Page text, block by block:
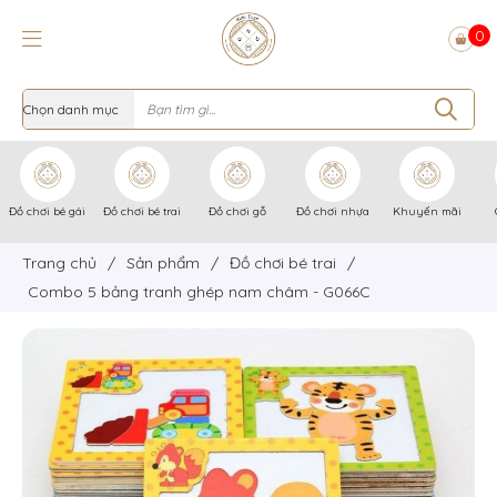
0
Đồ chơi bé gái Đồ chơi bé trai Đồ chơi gỗ Đồ chơi nhựa Khuyến mãi
Trang chủ / Sản phẩm / Đồ chơi bé trai
/
Combo 5 bảng tranh ghép nam châm - G066C